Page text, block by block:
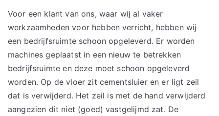
Voor een klant van ons, waar wij al vaker
werkzaamheden voor hebben verricht, hebben wij
een bedrijfsruimte schoon opgeleverd. Er worden
machines geplaatst in een nieuw te betrekken
bedrijfsruimte en deze moet schoon opgeleverd
worden. Op de vloer zit cementsluier en er ligt zeil
dat is verwijderd. Het zeil is met de hand verwijderd
aangezien dit niet (goed) vastgelijmd zat. De